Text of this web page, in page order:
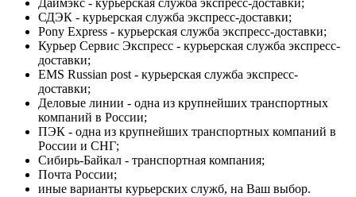
Даймэкс - курьерская служба экспресс-доставки;
СДЭК - курьерская служба экспресс-доставки;
Pony Express - курьерская служба экспресс-доставки;
Курьер Сервис Экспресс - курьерская служба экспресс-
доставки;
EMS Russian post - курьерская служба экспресс-
доставки;
Деловые линии - одна из крупнейших транспортных
компаний в России;
ПЭК - одна из крупнейших транспортных компаний в
России и СНГ;
Сибирь-Байкал - транспортная компания;
Почта России;
иные варианты курьерских служб, на Ваш выбор.